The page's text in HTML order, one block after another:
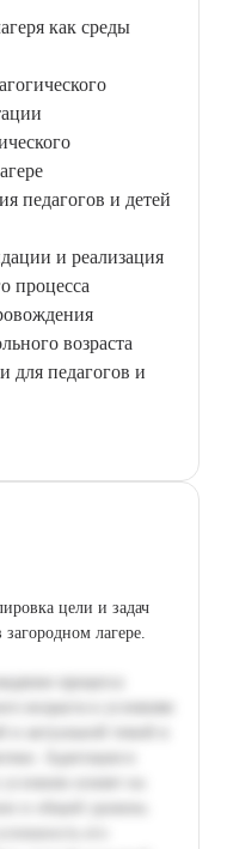
как среды
педагогов и детей
и реализация
процесса
возраста
для педагогов и
цели и задач
лагере.